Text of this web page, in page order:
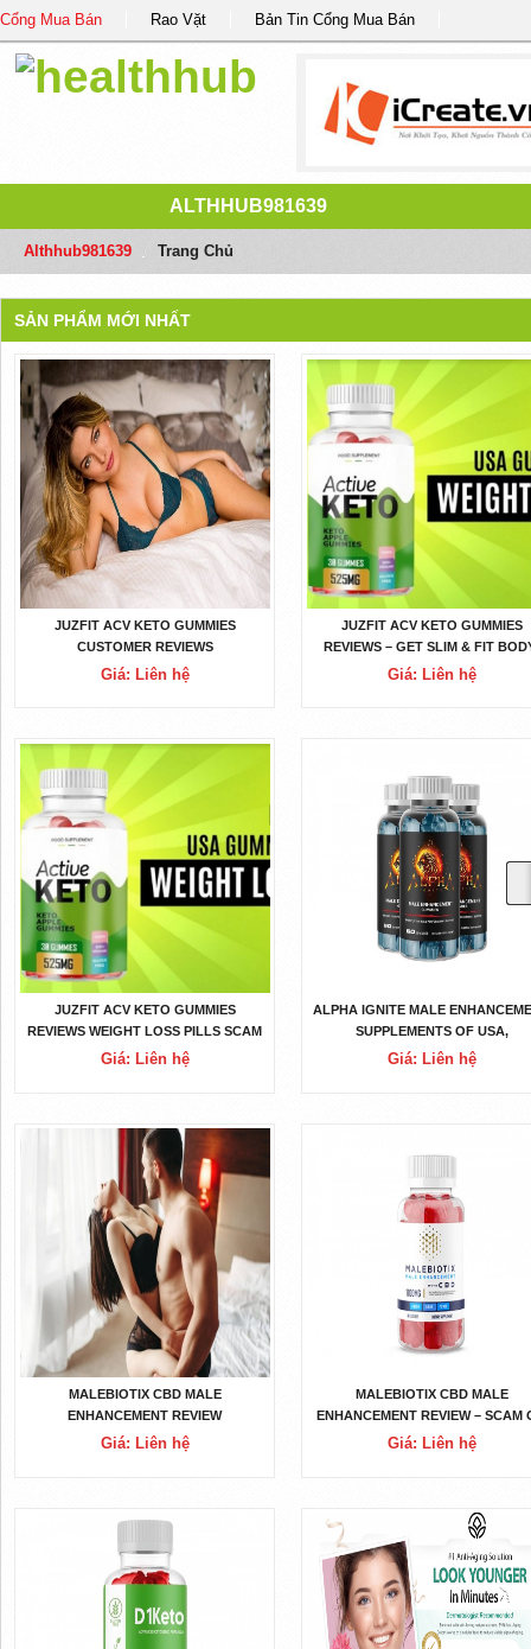
Cổng Mua Bán Rao Vặt Bản Tin Cổng Mua Bán
ALTHHUB981639
Althhub981639 Trang Chủ
SẢN PHẨM MỚI NHẤT
JUZFIT ACV KETO GUMMIES
CUSTOMER REVIEWS
Giá: Liên hệ
JUZFIT ACV KETO GUMMIES
REVIEWS – GET SLIM & FIT
Giá: Liên hệ
JUZFIT ACV KETO GUMMIES
REVIEWS WEIGHT LOSS PILLS SCAM
OR LEGIT?
Giá: Liên hệ
ALPHA IGNITE MALE
SUPPLEMENTS OF USA,
Giá: Liên hệ
MALEBIOTIX CBD MALE
ENHANCEMENT REVIEW
Giá: Liên hệ
MALEBIOTIX CBD MALE
ENHANCEMENT REVIEW – SCAM
STAY FAR AWAY?
Giá: Liên hệ